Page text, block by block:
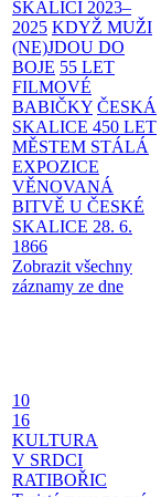
SKALICI 2023–
2025 KDYŽ MUŽI
(NE)JDOU DO
BOJE 55 LET
FILMOVÉ
BABIČKY ČESKÁ
SKALICE 450 LET
MĚSTEM STÁLÁ
EXPOZICE
VĚNOVANÁ
BITVĚ U ČESKÉ
SKALICE 28. 6.
1866
Zobrazit všechny
záznamy ze dne
10
16
KULTURA
V SRDCI
RATIBOŘIC